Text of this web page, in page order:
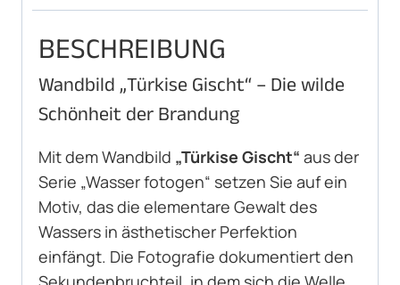
BESCHREIBUNG
Wandbild „Türkise Gischt“ – Die wilde
Schönheit der Brandung
Mit dem Wandbild „Türkise Gischt“ aus der
Serie „Wasser fotogen“ setzen Sie auf ein
Motiv, das die elementare Gewalt des
Wassers in ästhetischer Perfektion
einfängt. Die Fotografie dokumentiert den